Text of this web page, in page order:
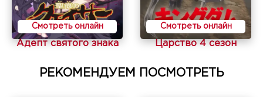
Смотреть онлайн
Адепт святого знака
Смотреть онлайн
Царство 4 сезон
РЕКОМЕНДУЕМ ПОСМОТРЕТЬ